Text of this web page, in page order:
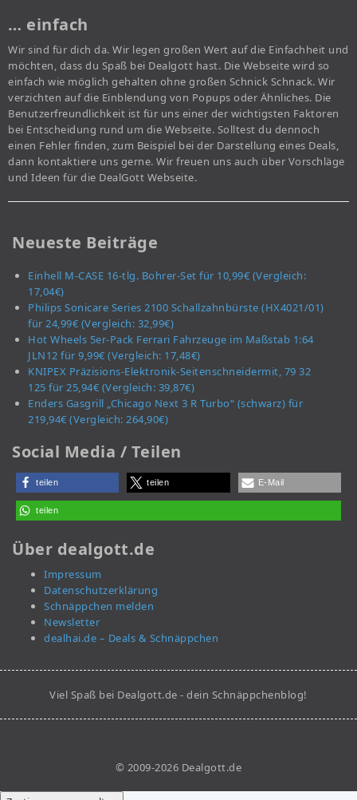
… einfach
Wir sind für dich da. Wir legen großen Wert auf die Einfachheit und
möchten, dass du Spaß bei Dealgott hast. Die Webseite wird so
einfach wie möglich gehalten ohne großen Schnick Schnack. Wir
verzichten auf die Einblendung von Popups oder Ähnliches. Die
Benutzerfreundlichkeit ist für uns einer der wichtigsten Faktoren
bei Entscheidung rund um die Webseite. Solltest du dennoch
einen Fehler finden, zum Beispiel bei der Darstellung eines Deals,
dann kontaktiere uns gerne. Wir freuen uns auch über Vorschläge
und Ideen für die DealGott Webseite.
Neueste Beiträge
Einhell M-CASE 16-tlg. Bohrer-Set für 10,99€ (Vergleich:
17,04€)
Philips Sonicare Series 2100 Schallzahnbürste (HX4021/01)
für 24,99€ (Vergleich: 32,99€)
Hot Wheels 5er-Pack Ferrari Fahrzeuge im Maßstab 1:64
JLN12 für 9,99€ (Vergleich: 17,48€)
KNIPEX Präzisions-Elektronik-Seitenschneidermit, 79 32
125 für 25,94€ (Vergleich: 39,87€)
Enders Gasgrill „Chicago Next 3 R Turbo“ (schwarz) für
219,94€ (Vergleich: 264,90€)
Social Media / Teilen
teilen teilen E-Mail
teilen
Über dealgott.de
Impressum
Datenschutzerklärung
Schnäppchen melden
Newsletter
dealhai.de – Deals & Schnäppchen
Viel Spaß bei Dealgott.de - dein Schnäppchenblog!
© 2009-2026 Dealgott.de